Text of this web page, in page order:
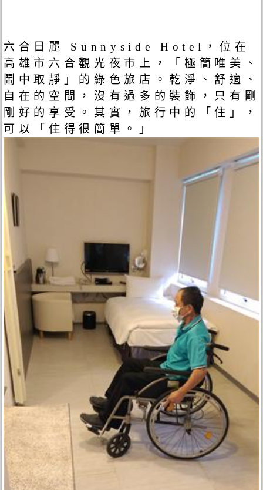
六合日麗 Sunnyside Hotel，位在
高雄市六合觀光夜市上，「極簡唯美、
鬧中取靜」的綠色旅店。乾淨、舒適、
自在的空間，沒有過多的裝飾，只有剛
剛好的享受。其實，旅行中的「住」，
可以「住得很簡單。」